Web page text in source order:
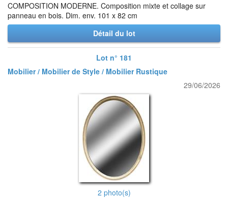
COMPOSITION MODERNE. Composition mixte et collage sur
panneau en bois. Dim. env. 101 x 82 cm
Détail du lot
Lot n° 181
Mobilier / Mobilier de Style / Mobilier Rustique
29/06/2026
2 photo(s)